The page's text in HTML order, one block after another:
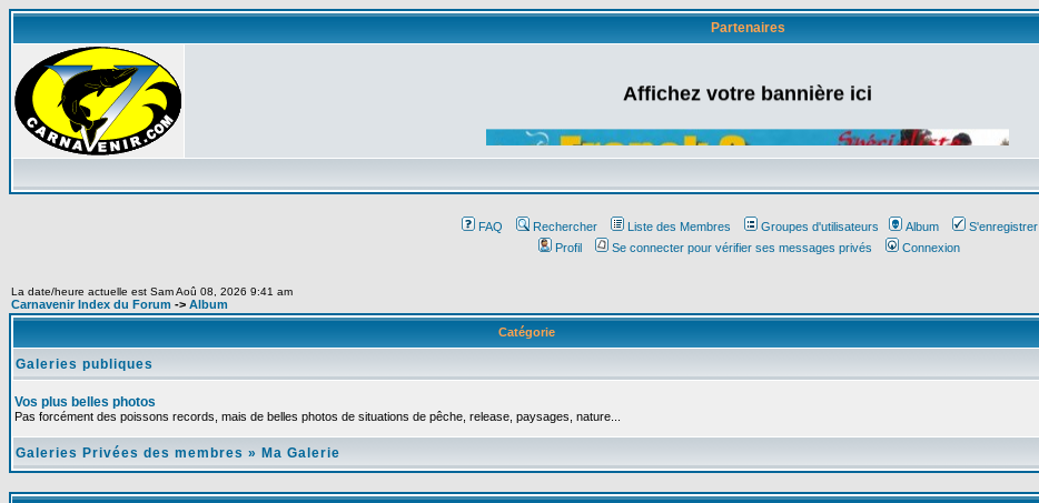
Partenaires
Affichez votre bannière ici
FAQ Rechercher Liste des Membres Groupes d'utilisateurs Album
S'enregistrer
Profil
Se connecter pour vérifier ses messages privés Connexion
La date/heure actuelle est Sam Aoû 08, 2026 9:41 am
Carnavenir Index du Forum -> Album
Catégorie
Galeries publiques
Vos plus belles photos
Pas forcément des poissons records, mais de belles photos de situations de pêche, release, paysages, nature...
Galeries Privées des membres » Ma Galerie